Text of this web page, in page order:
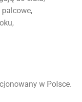
w Polsce.